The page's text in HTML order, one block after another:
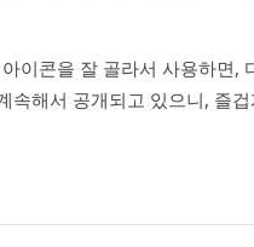
이콘을 잘 골라서 사용하면,
속해서 공개되고 있으니, 즐